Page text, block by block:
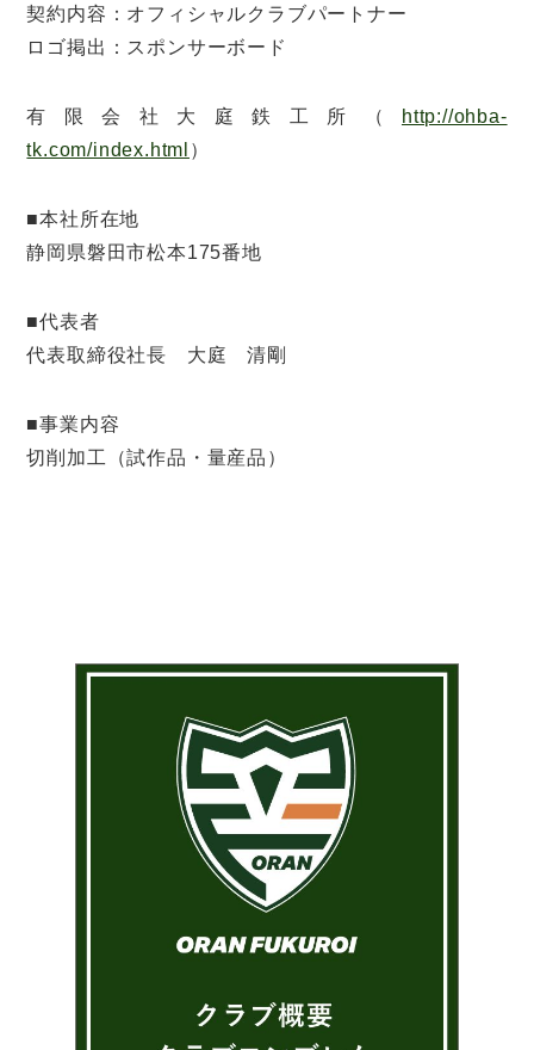
契約内容：オフィシャルクラブパートナー
ロゴ掲出：スポンサーボード
有限会社大庭鉄工所（
http://ohba-
tk.com/index.html ）
■本社所在地
静岡県磐田市松本175番地
■代表者
代表取締役社長 大庭 清剛
■事業内容
切削加工（試作品・量産品）